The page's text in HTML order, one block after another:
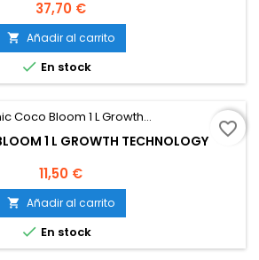
Precio
37,70 €
 Añadir al carrito
 En stock
1 L GROWTH TECHNOLOGY
Precio
11,50 €
 Añadir al carrito
 En stock
favorite_border